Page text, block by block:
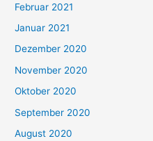
Februar 2021
Januar 2021
Dezember 2020
November 2020
Oktober 2020
September 2020
August 2020